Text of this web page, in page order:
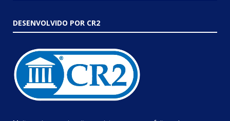
DESENVOLVIDO POR CR2